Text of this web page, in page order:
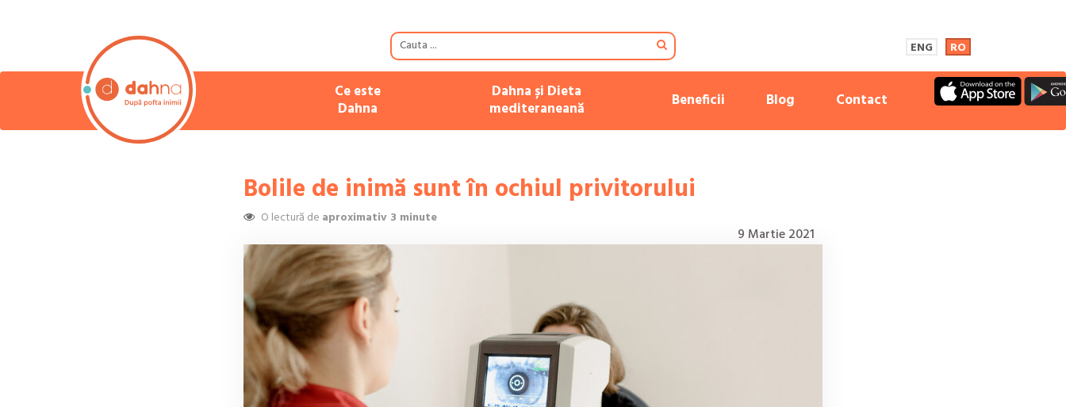
ENG RO
Ce este
Dahna
Dahna și Dieta
mediteraneană
Beneficii Blog Contact
Bolile de inimă sunt în ochiul privitorului
O lectură de aproximativ 3 minute
9 Martie 2021